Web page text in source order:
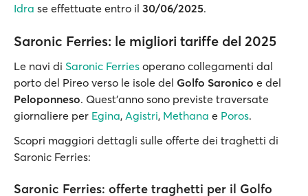
Idra se effettuate entro il 30/06/2025.
Saronic Ferries: le migliori tariffe del 2025
Le navi di Saronic Ferries operano collegamenti dal
porto del Pireo verso le isole del Golfo Saronico e del
Peloponneso. Quest'anno sono previste traversate
giornaliere per Egina, Agistri, Methana e Poros.
Scopri maggiori dettagli sulle offerte dei traghetti di
Saronic Ferries:
Saronic Ferries: offerte traghetti per il Golfo